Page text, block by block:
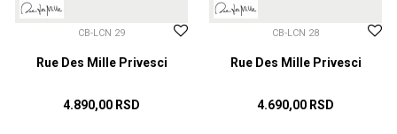
CB-LCN 29
Rue Des Mille Privesci
4.890,00 RSD
CB-LCN 28
Rue Des Mille Privesci
4.690,00 RSD